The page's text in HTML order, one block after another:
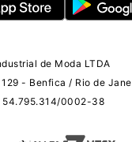
de Moda LTDA
- Benfica / Rio de
54.795.314/0002-38